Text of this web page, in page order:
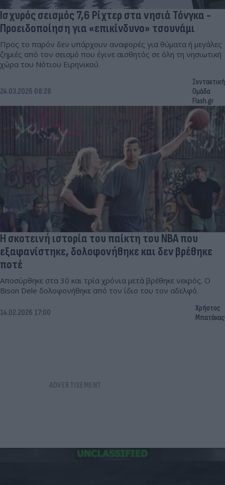
Ισχυρός σεισμός 7,6 Ρίχτερ στα νησιά Τόνγκα -
Προειδοποίηση για «επικίνδυνο» τσουνάμι
Προς το παρόν δεν υπάρχουν αναφορές για θύματα ή μεγάλες
ζημιές από τον σεισμό που έγινε αισθητός σε όλη τη νησιωτική
χώρα του Νότιου Ειρηνικού.
24.03.2026 08:28
Συντακτική
Ομάδα
Flash.gr
H σκοτεινή ιστορία του παίκτη του NBA που
εξαφανίστηκε, δολοφονήθηκε και δεν βρέθηκε
ποτέ
Αποσύρθηκε στα 30 και τρία χρόνια μετά βρέθηκε νεκρός. Ο
Bison Dele δολοφονήθηκε από τον ίδιο του τον αδελφό.
14.02.2026 17:00
Χρήστος
Μπατάκας